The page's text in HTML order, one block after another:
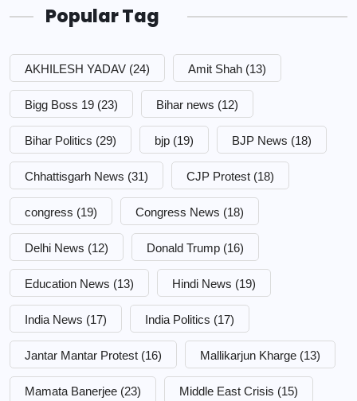
Popular Tag
AKHILESH YADAV (24) Amit Shah (13)
Bigg Boss 19 (23) Bihar news (12)
Bihar Politics (29) bjp (19) BJP News (18)
Chhattisgarh News (31) CJP Protest (18)
congress (19) Congress News (18)
Delhi News (12) Donald Trump (16)
Education News (13) Hindi News (19)
India News (17) India Politics (17)
Jantar Mantar Protest (16) Mallikarjun Kharge (13)
Mamata Banerjee (23) Middle East Crisis (15)